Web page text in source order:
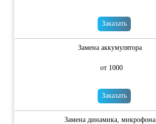
Заказать
Замена аккумулятора
от 1000
Заказать
Замена динамика, микрофона